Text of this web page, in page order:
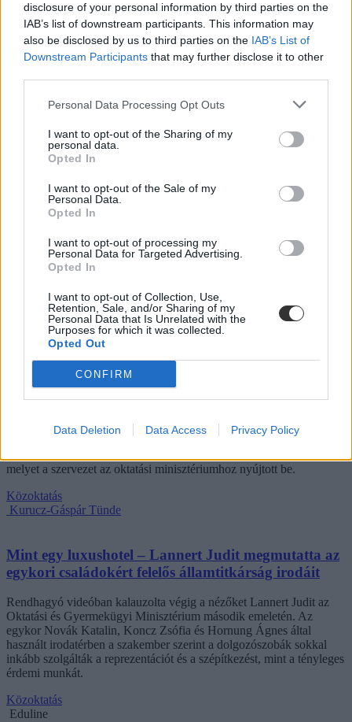
disclosure of your personal information by third parties on the
IAB’s list of downstream participants. This information may
also be disclosed by us to third parties on the IAB’s List of
Downstream Participants that may further disclose it to other
Personal Data Processing Opt Outs
I want to opt-out of the Sharing of my
personal data.
Opted In
I want to opt-out of the Sale of my
Personal Data.
Opted In
I want to opt-out of processing my
Personal Data for Targeted Advertising.
Opted In
I want to opt-out of Collection, Use,
Retention, Sale, and/or Sharing of my
Personal Data that Is Unrelated with the
Purposes for which it was collected.
Opted Out
CONFIRM
Data Deletion Data Access Privacy Policy
Bár az iskola mint intézmény már nagyon régóta velünk van,
meglepően meglehetősen rövid múltra tekint vissza az a törekvés,
hogy mélyebben megértsük és vizsgáljuk: tulajdonképpen mit is tesz
az iskola a gyerekekkel. Az évszázadok során számtalan nevelési
tévedt. Vélemény.
Fóti Péter
szünetek és több mozgás jöhet az alsó tagozatokban
szeptembertől
Tizennégy pontos szakmai javaslatcsomagot kaptak az általános
iskolák, amelynek célja, hogy csökkenjen az alsó tagozatos diákok
terhelése, és több idő jusson mozgásra, kreatív tevékenységekre,
tanévtől alkalmazhatják az ajánlásokat – írta Facebook-oldalán
Lannert Judit oktatási miniszter.
Közoktatás
Kurucz-Gáspár Tünde
Úgy néz ki, mégsem dolgozhatnak
óvodapedagógusként az óvodai nevelők
Kizárólag diplomások lehetnek óvónők, az óvodai nevelőket
pedagógiai vagy gyógypedagógiai asszisztensként lehet alkalmazni
melyet a szervezet az oktatási minisztériumhoz nyújtott be.
Közoktatás
Kurucz-Gáspár Tünde
Mint egy luxushotel – Lannert Judit megmutatta az
egykori családokért felelős államtitkárság irodáit
Rendhagyó videóban kalauzolta végig a nézőket Lannert Judit az
Oktatási és Gyermekügyi Minisztérium második emeletén. Az
egykor Novák Katalin, Koncz Zsófia és Hornung Ágnes által
használt irodatérben a szakember szerint a dolgozószobák sokkal
inkább szolgálták a reprezentációt és a szépítkezést, mint a tényleges
érdemi munkát.
Közoktatás
Eduline